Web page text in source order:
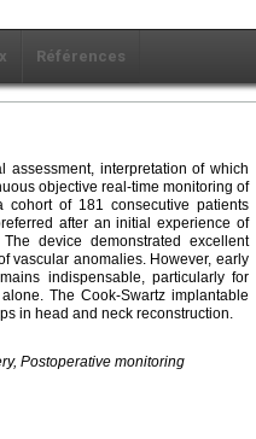
Références
interpretation of which
objective real-time monitoring of
cohort of 181 consecutive patients
after an initial experience of
device demonstrated excellent
vascular anomalies. However, early
indispensable, particularly for
The Cook-Swartz implantable
in head and neck reconstruction.
Postoperative monitoring